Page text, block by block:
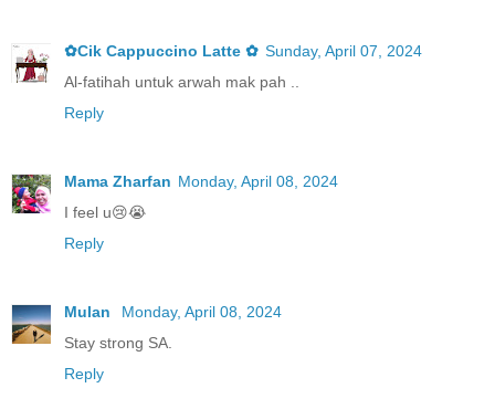
✿Cik Cappuccino Latte ✿ Sunday, April 07, 2024
Al-fatihah untuk arwah mak pah ..
Reply
Mama Zharfan Monday, April 08, 2024
I feel u😢😭
Reply
Mulan
Monday, April 08, 2024
Stay strong SA.
Reply